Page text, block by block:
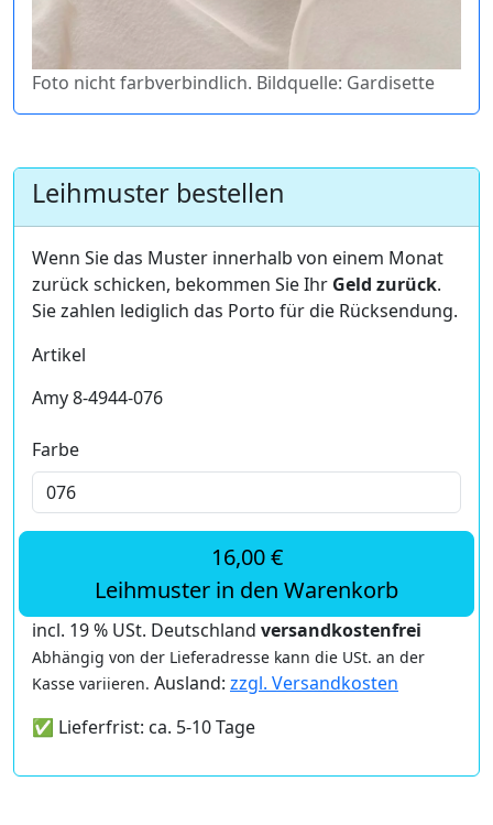
Foto nicht farbverbindlich. Bildquelle: Gardisette
Leihmuster bestellen
Wenn Sie das Muster innerhalb von einem Monat
zurück schicken, bekommen Sie Ihr Geld zurück.
Sie zahlen lediglich das Porto für die Rücksendung.
Artikel
Amy 8-4944-076
Farbe
16,00 €
Leihmuster in den Warenkorb
incl. 19 % USt. Deutschland versandkostenfrei
Abhängig von der Lieferadresse kann die USt. an der
Kasse variieren. Ausland: zzgl. Versandkosten
✅ Lieferfrist: ca. 5-10 Tage